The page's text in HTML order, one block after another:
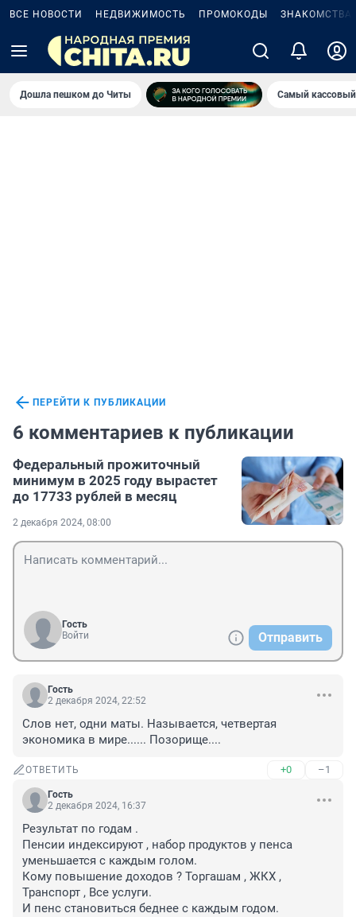
ВСЕ НОВОСТИ НЕДВИЖИМОСТЬ ПРОМОКОДЫ ЗНАКОМСТВА
Дошла пешком до Читы Самый
ПЕРЕЙТИ К ПУБЛИКАЦИИ
6 комментариев к публикации
Федеральный прожиточный
минимум в 2025 году вырастет
до 17733 рублей в месяц
2 декабря 2024, 08:00
Гость
Войти
Отправить
Гость
2 декабря 2024, 22:52
Слов нет, одни маты. Называется, четвертая
экономика в мире...... Позорище....
ОТВЕТИТЬ +0 –1
Гость
2 декабря 2024, 16:37
Результат по годам .
Пенсии индексируют , набор продуктов у пенса
уменьшается с каждым голом.
Кому повышение доходов ? Торгашам , ЖКХ ,
Транспорт , Все услуги.
И пенс становиться беднее с каждым годом.